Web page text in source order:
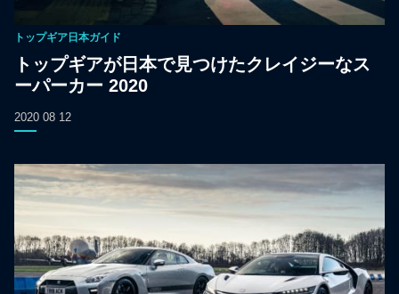
トップギア日本ガイド
トップギアが日本で見つけたクレイジーなス
ーパーカー 2020
2020 08 12